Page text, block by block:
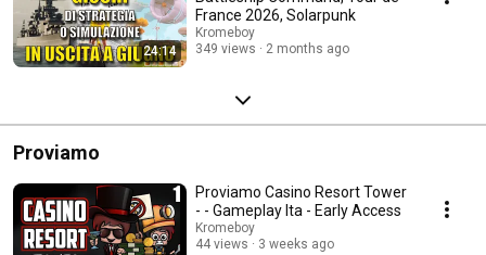
24:14
France 2026, Solarpunk
Kromeboy
349 views
2 months ago
Proviamo
Proviamo Casino Resort Tower
- - Gameplay Ita - Early Access
Kromeboy
44 views
3 weeks ago